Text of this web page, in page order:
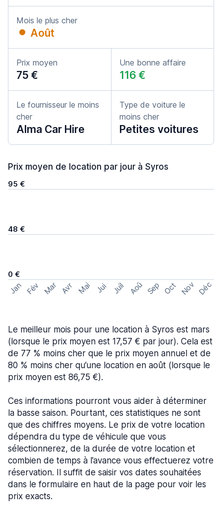
Mois le plus cher
Août
Prix moyen
75 €
Une bonne affaire
116 €
Le fournisseur le moins
cher
Alma Car Hire
Type de voiture le
moins cher
Petites voitures
Prix moyen de location par jour à Syros
95 €
48 €
0 €
Jan Fév Mar Avr Mai Jui Juil Aoû Sep Oct Nov Déc
Le meilleur mois pour une location à Syros est mars
(lorsque le prix moyen est 17,57 € par jour). Cela est
de 77 % moins cher que le prix moyen annuel et de
80 % moins cher qu’une location en août (lorsque le
prix moyen est 86,75 €).
Ces informations pourront vous aider à déterminer
la basse saison. Pourtant, ces statistiques ne sont
que des chiffres moyens. Le prix de votre location
dépendra du type de véhicule que vous
sélectionnerez, de la durée de votre location et
combien de temps à l’avance vous effectuerez votre
réservation. Il suffit de saisir vos dates souhaitées
dans le formulaire en haut de la page pour voir les
prix exacts.